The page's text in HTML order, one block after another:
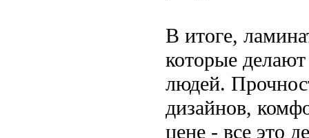
В итоге,
которые
людей.
дизайнов,
цене - все это